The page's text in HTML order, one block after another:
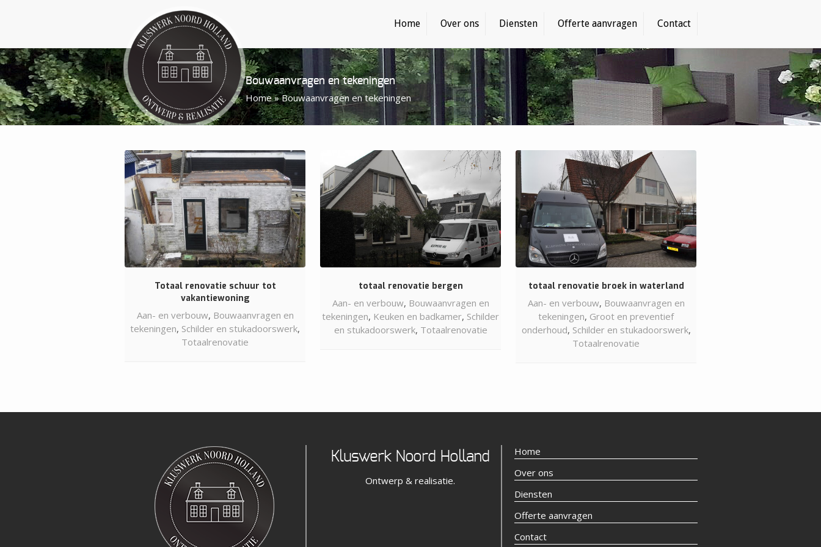
Home Over ons Diensten Offerte aanvragen Contact
Bouwaanvragen en tekeningen
Home »Bouwaanvragen en tekeningen
Totaal renovatie schuur tot
vakantiewoning
Aan- en verbouw, Bouwaanvragen en
tekeningen, Schilder en stukadoorswerk,
Totaalrenovatie
totaal renovatie bergen
Aan- en verbouw, Bouwaanvragen en
tekeningen, Keuken en badkamer, Schilder
en stukadoorswerk, Totaalrenovatie
totaal renovatie broek in waterland
Aan- en verbouw, Bouwaanvragen en
tekeningen, Groot en preventief
onderhoud, Schilder en stukadoorswerk,
Totaalrenovatie
Kluswerk Noord Holland
Ontwerp & realisatie.
Home
Over ons
Diensten
Offerte aanvragen
Contact